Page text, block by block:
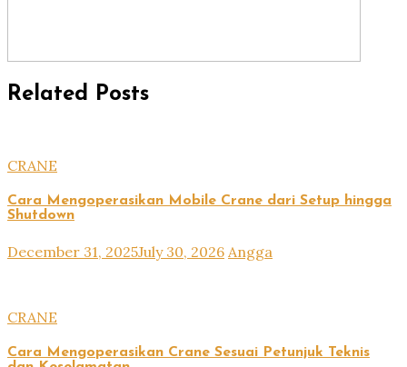
Related Posts
CRANE
Cara Mengoperasikan Mobile Crane dari Setup hingga
Shutdown
December 31, 2025July 30, 2026 Angga
CRANE
Cara Mengoperasikan Crane Sesuai Petunjuk Teknis